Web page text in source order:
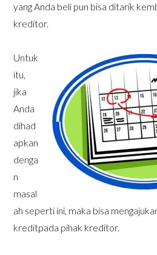
yang Anda beli pun bisa ditarik
kreditor.
Untuk
itu,
jika
Anda
dihad
apkan
denga
n
masal
ah seperti ini, maka bisa
kreditpada pihak kreditor.